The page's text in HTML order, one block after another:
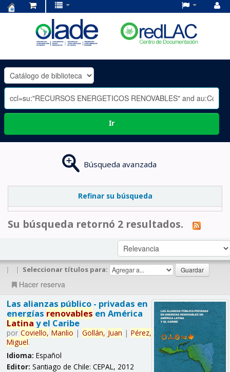
OLADE
-
Ir
Búsqueda avanzada
Refinar su búsqueda
Su búsqueda retornó 2 resultados.
| | Seleccionar títulos para:
Hacer reserva
Las alianzas público - privadas en
energías renovables en América
Latina y el Caribe
por Coviello, Manlio | Gollán, Juan | Pérez,
Miguel.
Idioma: Español
Editor: Santiago de Chile: CEPAL, 2012